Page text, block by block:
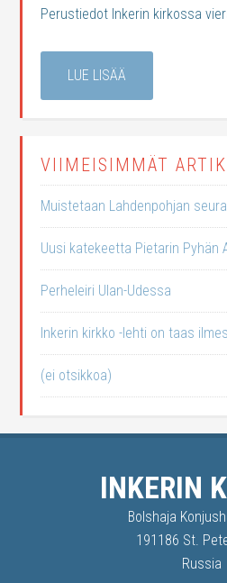
Perustiedot Inkerin kirkossa
LUE LISÄÄ
VIIMEISIMMÄT
Muistetaan Lahdenpohjan
Uusi katekeetta Pietarin Pyhän
Perheleiri Ulan-Udessa
Inkerin kirkko -lehti on taas
(ei otsikkoa)
INKERIN
Bolshaja
191186 St.
Russia